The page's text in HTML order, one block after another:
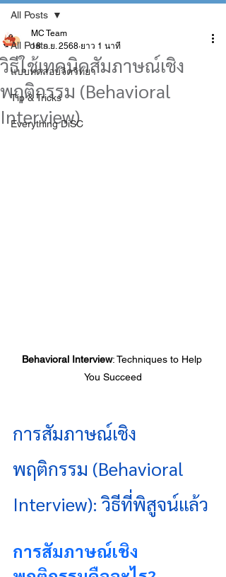
All Posts
แบบทดสอบจิตวิทยา
Tip & Tricks
Everything DiSC
All Posts
วิธีใช้เทคนิคสัมภาษณ์เชิง
พฤติกรรม (Behavioral
Interview)
MC Team
18 ก.ย. 2568 ยาว 1 นาที
Behavioral Interview: Techniques to Help
You Succeed
การสัมภาษณ์เชิง
พฤติกรรม (Behavioral
Interview): วิธีที่พิสูจน์แล้ว
การสัมภาษณ์เชิง